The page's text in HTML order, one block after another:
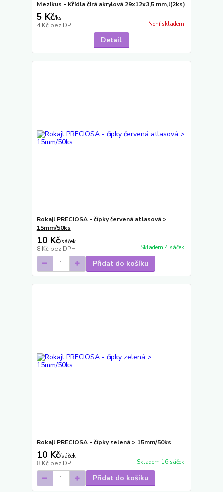
Mezikus - Křídla čirá akrylová 29x12x3,5 mm,l(2ks)
5 Kč/ks
4 Kč bez DPH Není skladem
Detail
Rokajl PRECIOSA - čípky červená atlasová >
15mm/50ks
10 Kč/sáček
8 Kč bez DPH Skladem 4 sáček
Přidat do košíku
Rokajl PRECIOSA - čípky zelená > 15mm/50ks
10 Kč/sáček
8 Kč bez DPH Skladem 16 sáček
Přidat do košíku